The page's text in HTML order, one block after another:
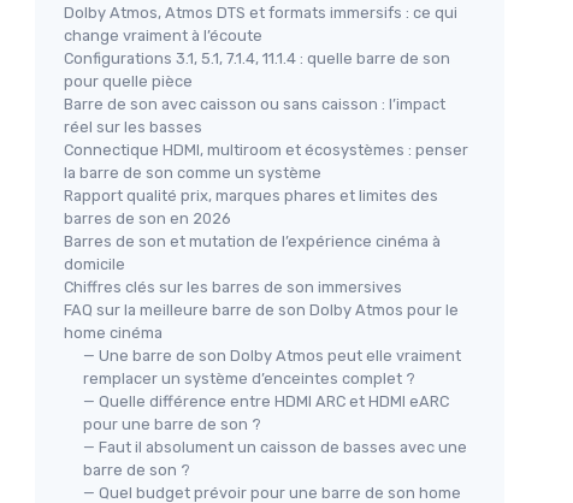
Dolby Atmos, Atmos DTS et formats immersifs : ce qui
change vraiment à l’écoute
Configurations 3.1, 5.1, 7.1.4, 11.1.4 : quelle barre de son
pour quelle pièce
Barre de son avec caisson ou sans caisson : l’impact
réel sur les basses
Connectique HDMI, multiroom et écosystèmes : penser
la barre de son comme un système
Rapport qualité prix, marques phares et limites des
barres de son en 2026
Barres de son et mutation de l’expérience cinéma à
domicile
Chiffres clés sur les barres de son immersives
FAQ sur la meilleure barre de son Dolby Atmos pour le
home cinéma
— Une barre de son Dolby Atmos peut elle vraiment
remplacer un système d’enceintes complet ?
— Quelle différence entre HDMI ARC et HDMI eARC
pour une barre de son ?
— Faut il absolument un caisson de basses avec une
barre de son ?
— Quel budget prévoir pour une barre de son home